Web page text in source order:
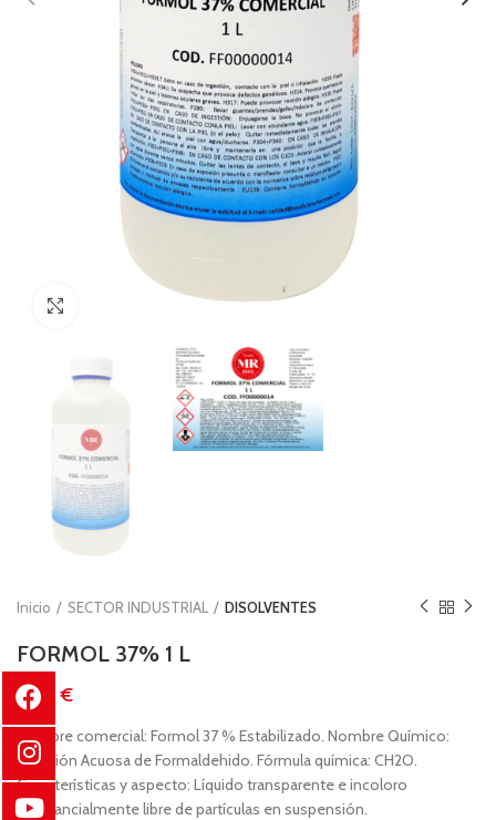
Inicio SECTOR INDUSTRIAL DISOLVENTES
FORMOL 37% 1 L
€
Nombre comercial: Formol 37 % Estabilizado. Nombre Químico:
Solución Acuosa de Formaldehido. Fórmula química: CH2O.
Características y aspecto: Líquido transparente e incoloro
substancialmente libre de partículas en suspensión.